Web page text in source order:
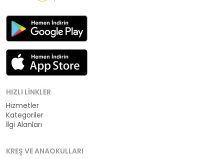
HIZLI LINKLER
Hizmetler
Kategoriler
İlgi Alanları
KREŞ VE ANAOKULLARI